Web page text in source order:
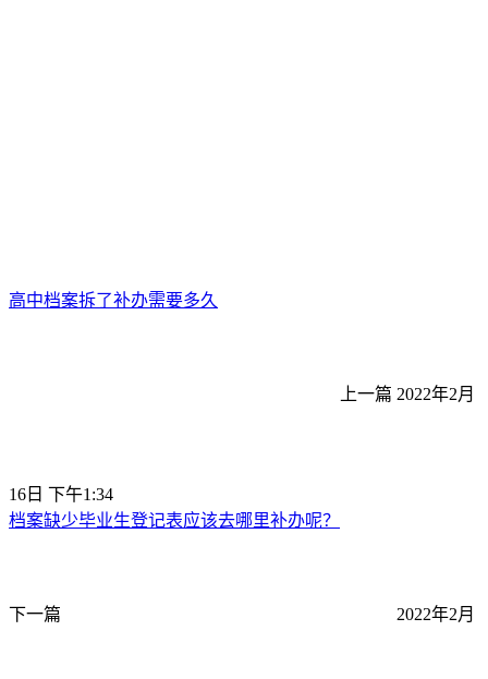
高中档案拆了补办需要多久
上一篇 2022年2月
16日 下午1:34
档案缺少毕业生登记表应该去哪里补办呢？
下一篇 2022年2月